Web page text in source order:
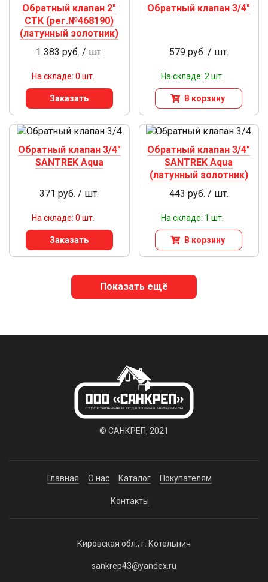
Обратный клапан 2"
СТК (рег.№468190)
(латунный золотник)
1 383 руб. / шт.
На складе: 0 шт.
Заказать
Обратный клапан 3/4"
579 руб. / шт.
На складе: 2 шт.
В корзину
Обратный клапан 3/4"
SANTREK Aqua
371 руб. / шт.
На складе: 0 шт.
Заказать
Обратный клапан 3/4"
SANTREK Aqua
(латунный золотник)
443 руб. / шт.
На складе: 1 шт.
В корзину
Показать ещё
© САНКРЕП, 2021
Главная О нас Каталог Покупателям
Контакты
Кировская обл., г. Котельнич
sankrep43@yandex.ru